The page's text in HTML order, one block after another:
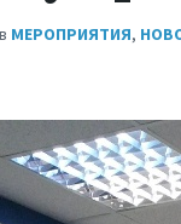
в МЕРОПРИЯТИЯ,